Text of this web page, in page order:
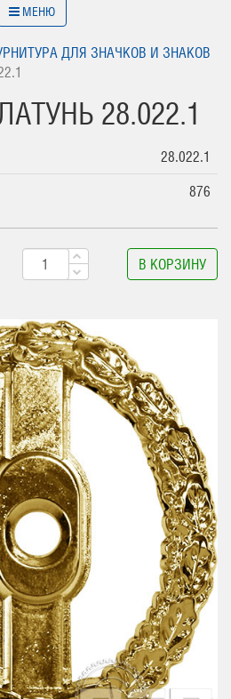
МЕНЮ
ДЛЯ ЗНАЧКОВ И ЗНАКОВ
28.022.1
28.022.1
876
В КОРЗИНУ